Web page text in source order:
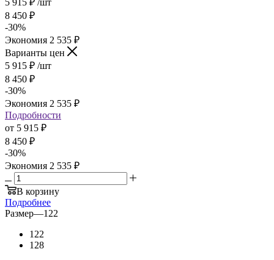
8 450 ₽
-30%
Экономия 2 535 ₽
Варианты цен
5 915 ₽ /шт
8 450 ₽
-30%
Экономия 2 535 ₽
Подробности
от 5 915 ₽
8 450 ₽
-30%
Экономия 2 535 ₽
В корзину
Подробнее
Размер—122
122
128